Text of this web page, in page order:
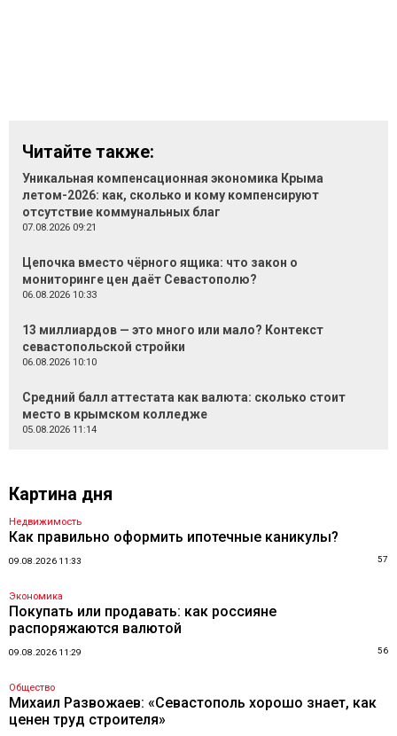
Читайте также:
Уникальная компенсационная экономика Крыма
летом-2026: как, сколько и кому компенсируют
отсутствие коммунальных благ
07.08.2026 09:21
Цепочка вместо чёрного ящика: что закон о
мониторинге цен даёт Севастополю?
06.08.2026 10:33
13 миллиардов — это много или мало? Контекст
севастопольской стройки
06.08.2026 10:10
Средний балл аттестата как валюта: сколько стоит
место в крымском колледже
05.08.2026 11:14
Картина дня
Недвижимость
Как правильно оформить ипотечные каникулы?
09.08.2026 11:33 57
Экономика
Покупать или продавать: как россияне
распоряжаются валютой
09.08.2026 11:29 56
Общество
Михаил Развожаев: «Севастополь хорошо знает, как
ценен труд строителя»